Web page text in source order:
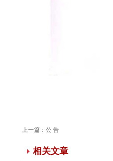
上一篇： 公 告
相关文章